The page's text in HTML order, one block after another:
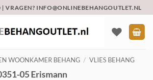
| VRAGEN? INFO@ONLINEBEHANGOUTLET.NL
WOONKAMER BEHANG / VLIES BEHANG
05 Erismann